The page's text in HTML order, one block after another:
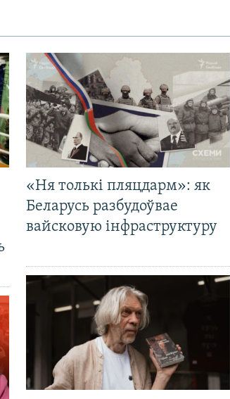
«Ня толькі пляцдарм»: як
Беларусь разбудоўвае
вайсковую інфраструктуру